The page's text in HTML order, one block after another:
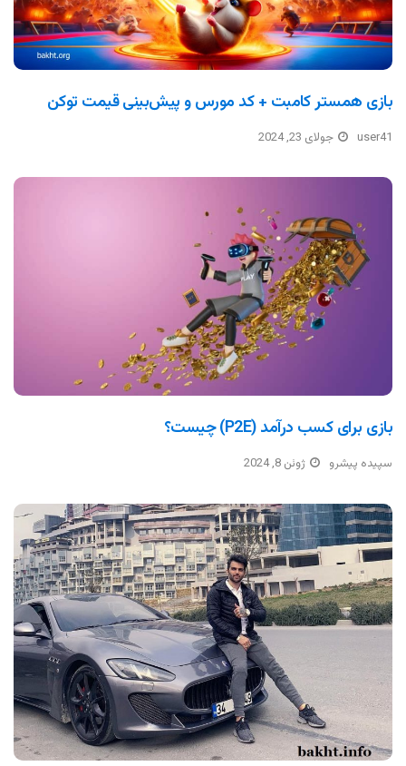
بازی همستر کامبت + کد مورس و پیش‌بینی قیمت توکن
user41 جولای 23, 2024
بازی برای کسب درآمد (P2E) چیست؟
سپیده پیشرو ژوئن 8, 2024